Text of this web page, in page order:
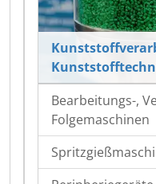
Bearbeitungs-,
Folgemaschinen